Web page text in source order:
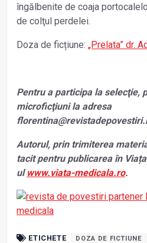
îngălbenite de coaja
de colţul perdelei.
Doza de ficțiune: „Prelata” dr.
Pentru a participa la selecţie,
microficţiuni la adresa
Autorul, prin trimiterea
tacit pentru publicarea în
ul www.viata-medicala.ro.
ETICHETE DOZA DE FICTIUNE